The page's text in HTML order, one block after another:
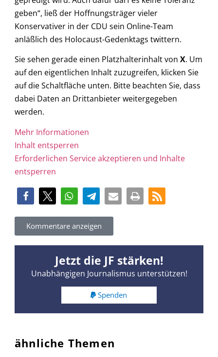
geben“, ließ der Hoffnungsträger vieler
Konservativer in der CDU sein Online-Team
anläßlich des Holocaust-Gedenktags twittern.
Sie sehen gerade einen Platzhalterinhalt von X. Um
auf den eigentlichen Inhalt zuzugreifen, klicken Sie
auf die Schaltfläche unten. Bitte beachten Sie, dass
dabei Daten an Drittanbieter weitergegeben
werden.
Mehr Informationen
Inhalt entsperren
Erforderlichen Service akzeptieren und Inhalte
entsperren
Kommentare anzeigen
Jetzt die JF stärken!
Unabhängigen Journalismus unterstützen!
Spenden
ähnliche Themen